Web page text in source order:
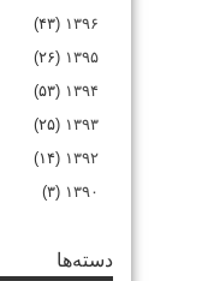
۱۳۹۶ (۴۳)
۱۳۹۵ (۲۶)
۱۳۹۴ (۵۳)
۱۳۹۳ (۲۵)
۱۳۹۲ (۱۴)
۱۳۹۰ (۳)
دسته‌ها